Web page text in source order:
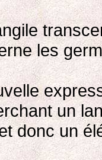
les
un
donc un